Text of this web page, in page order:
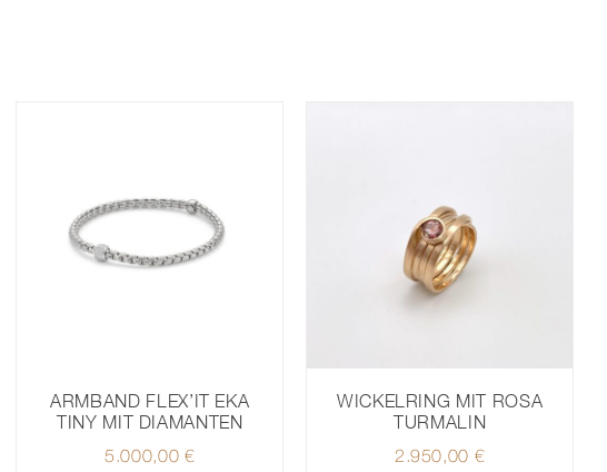
ARMBAND FLEX’IT EKA
TINY MIT DIAMANTEN
5.000,00 €
WICKELRING MIT ROSA
TURMALIN
2.950,00 €